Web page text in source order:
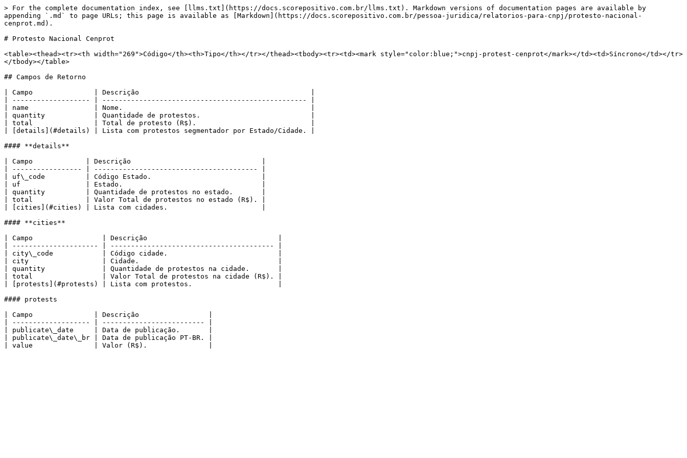
> For the complete documentation index, see [llms.txt](https://docs.scorepositivo.com.br/llms.txt). Markdown versions of documentation pages are available by
appending `.md` to page URLs; this page is available as [Markdown](https://docs.scorepositivo.com.br/pessoa-juridica/relatorios-para-cnpj/protesto-nacional-
cenprot.md).
# Protesto Nacional Cenprot
<table><thead><tr><th width="269">Código</th><th>Tipo</th></tr></thead><tbody><tr><td><mark style="color:blue;">cnpj-protest-cenprot</mark></td><td>Síncrono</td></tr>
</tbody></table>
## Campos de Retorno
| Campo               | Descrição                                          |
| ------------------- | -------------------------------------------------- |
| name                | Nome.                                              |
| quantity            | Quantidade de protestos.                           |
| total               | Total de protesto (R$).                            |
| [details](#details) | Lista com protestos segmentador por Estado/Cidade. |
#### **details**
| Campo             | Descrição                                |
| ----------------- | ---------------------------------------- |
| uf\_code          | Código Estado.                           |
| uf                | Estado.                                  |
| quantity          | Quantidade de protestos no estado.       |
| total             | Valor Total de protestos no estado (R$). |
| [cities](#cities) | Lista com cidades.                       |
#### **cities**
| Campo                 | Descrição                                |
| --------------------- | ---------------------------------------- |
| city\_code            | Código cidade.                           |
| city                  | Cidade.                                  |
| quantity              | Quantidade de protestos na cidade.       |
| total                 | Valor Total de protestos na cidade (R$). |
| [protests](#protests) | Lista com protestos.                     |
#### protests
| Campo               | Descrição                 |
| ------------------- | ------------------------- |
| publicate\_date     | Data de publicação.       |
| publicate\_date\_br | Data de publicação PT-BR. |